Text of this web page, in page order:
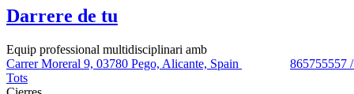
Darrere de tu
Equip professional multidisciplinari amb
Carrer Moreral 9, 03780 Pego, Alicante, Spain
865755557
Tots